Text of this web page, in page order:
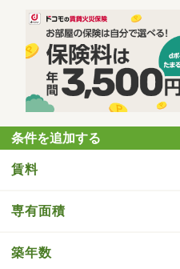
条件を追加する
賃料
専有面積
築年数